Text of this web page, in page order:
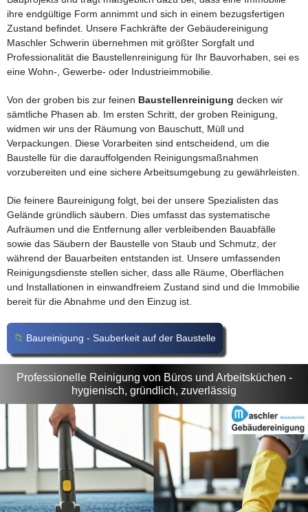
ihre endgültige Form annimmt und sich in einem bezugsfertigen
Zustand befindet. Unsere Fachkräfte der Gebäudereinigung
Maschler Schwerin übernehmen mit größter Sorgfalt und
Professionalität die Baustellenreinigung für Ihr Bauvorhaben, sei es
eine Wohn-, Gewerbe- oder Industrieimmobilie.
Von der groben bis zur feinen Baustellenreinigung decken wir
sämtliche Phasen ab. Im ersten Schritt, der groben Reinigung,
widmen wir uns der Räumung von Bauschutt, Müll und
Verpackungen. Diese Vorarbeiten sind entscheidend, um die
Baustelle für die darauffolgenden Reinigungsmaßnahmen
vorzubereiten und eine sichere Arbeitsumgebung zu gewährleisten.
Die feinere Baureinigung folgt, bei der unsere Spezialisten das
Gelände gründlich säubern. Dies umfasst das systematische
Aufräumen und die Entfernung aller verbleibenden Bauabfälle
sowie das Säubern der Baustelle von Staub und Schmutz, der
während der Bauarbeiten entstanden ist. Unsere umfassenden
Reinigungsdienste stellen sicher, dass alle Räume, Oberflächen
und Installationen in einwandfreiem Zustand sind und die Immobilie
bereit für die Abnahme und den Einzug ist.
Baureinigung - Sauberkeit auf der Baustelle
Professionelle Reinigung von Büros und Arbeitsküchen -
hygienisch, gründlich, zuverlässig